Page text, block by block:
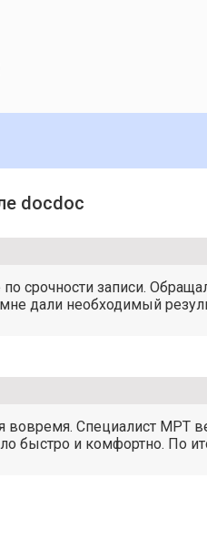
docdoc
срочности записи.
дали необходимый
вовремя. Специалист МРТ
быстро и комфортно. По